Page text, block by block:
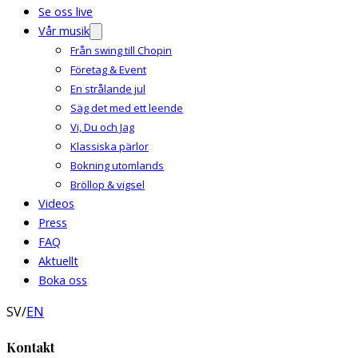
Se oss live
Vår musik
Från swing till Chopin
Företag & Event
En strålande jul
Säg det med ett leende
Vi, Du och Jag
Klassiska pärlor
Bokning utomlands
Bröllop & vigsel
Videos
Press
FAQ
Aktuellt
Boka oss
SV/EN
Kontakt